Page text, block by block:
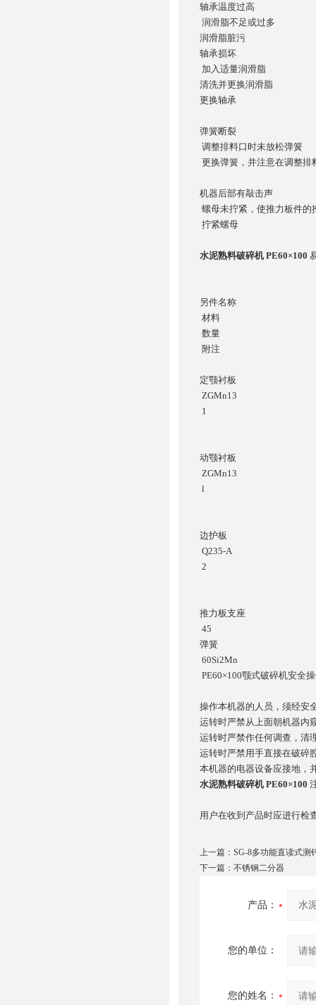
轴承温度过高
润滑脂不足或过多
润滑脂脏污
轴承损坏
加入适量润滑脂
清洗并更换润滑脂
更换轴承
弹簧断裂
调整排料口时未放松弹簧
更换弹簧，并注意在调整排
机器后部有敲击声
螺母未拧紧，使推力板件的
拧紧螺母
水泥熟料破碎机 PE60×100
另件名称
材料
数量
附注
定颚衬板
ZGMn13
1
动颚衬板
ZGMn13
l
边护板
Q235-A
2
推力板支座
45
弹簧
60Si2Mn
PE60×100颚式破碎机安全
操作本机器的人员，须经安
运转时严禁从上面朝机器内
运转时严禁作任何调查，清
运转时严禁用手直接在破碎
本机器的电器设备应接地，
水泥熟料破碎机 PE60×100
用户在收到产品时应进行检
上一篇： SG-8多功能直读式测
下一篇： 不锈钢二分器
产品：
您的单位：
您的姓名：